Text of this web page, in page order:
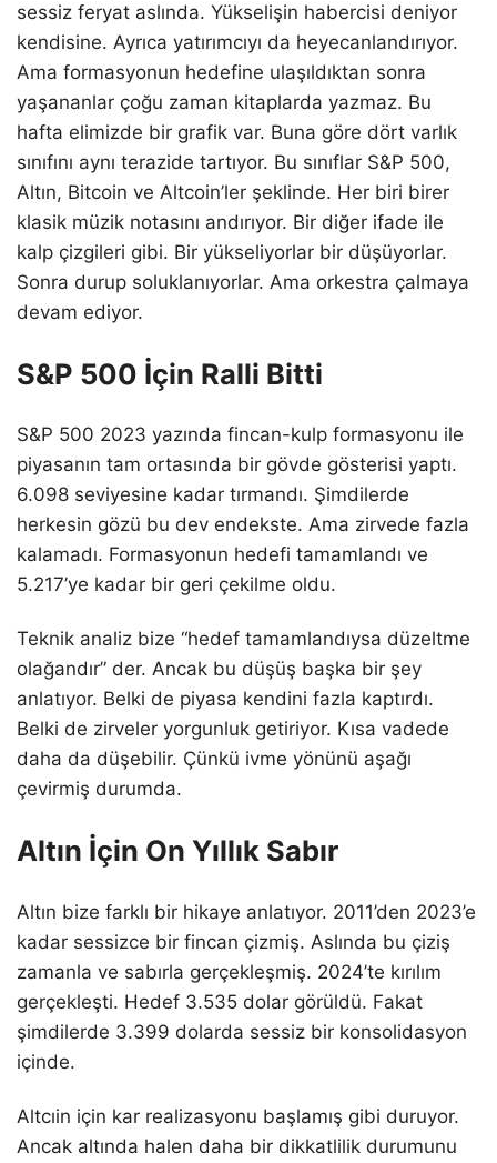
sessiz feryat aslında. Yükselişin habercisi deniyor
kendisine. Ayrıca yatırımcıyı da heyecanlandırıyor.
Ama formasyonun hedefine ulaşıldıktan sonra
yaşananlar çoğu zaman kitaplarda yazmaz. Bu
hafta elimizde bir grafik var. Buna göre dört varlık
sınıfını aynı terazide tartıyor. Bu sınıflar S&P 500,
Altın, Bitcoin ve Altcoin’ler şeklinde. Her biri birer
klasik müzik notasını andırıyor. Bir diğer ifade ile
kalp çizgileri gibi. Bir yükseliyorlar bir düşüyorlar.
Sonra durup soluklanıyorlar. Ama orkestra çalmaya
devam ediyor.
S&P 500 İçin Ralli Bitti
S&P 500 2023 yazında fincan-kulp formasyonu ile
piyasanın tam ortasında bir gövde gösterisi yaptı.
6.098 seviyesine kadar tırmandı. Şimdilerde
herkesin gözü bu dev endekste. Ama zirvede fazla
kalamadı. Formasyonun hedefi tamamlandı ve
5.217’ye kadar bir geri çekilme oldu.
Teknik analiz bize “hedef tamamlandıysa düzeltme
olağandır” der. Ancak bu düşüş başka bir şey
anlatıyor. Belki de piyasa kendini fazla kaptırdı.
Belki de zirveler yorgunluk getiriyor. Kısa vadede
daha da düşebilir. Çünkü ivme yönünü aşağı
çevirmiş durumda.
Altın İçin On Yıllık Sabır
Altın bize farklı bir hikaye anlatıyor. 2011’den 2023’e
kadar sessizce bir fincan çizmiş. Aslında bu çiziş
zamanla ve sabırla gerçekleşmiş. 2024’te kırılım
gerçekleşti. Hedef 3.535 dolar görüldü. Fakat
şimdilerde 3.399 dolarda sessiz bir konsolidasyon
içinde.
Altcıin için kar realizasyonu başlamış gibi duruyor.
Ancak altında halen daha bir dikkatlilik durumunu